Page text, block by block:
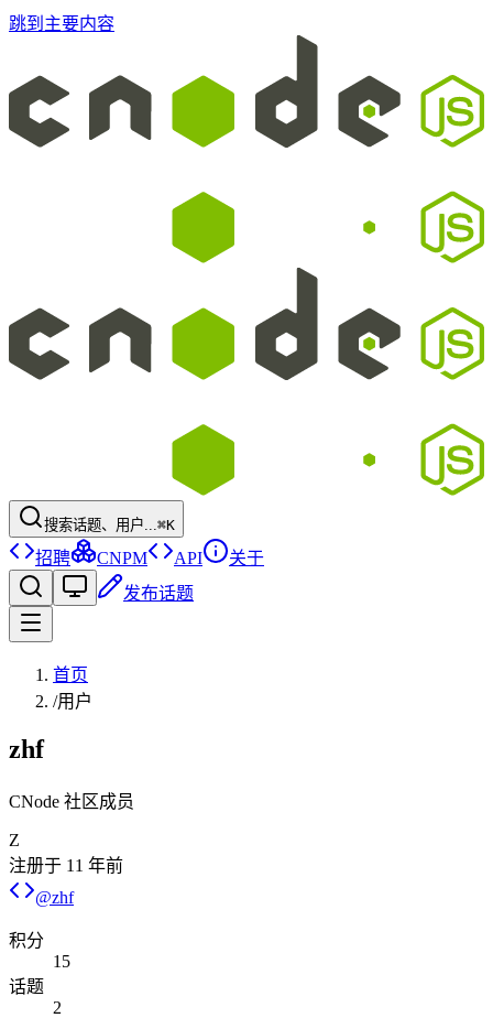
跳到主要内容
搜索话题、用户...⌘K
招聘 CNPM API
关于
发布话题
首页
/用户
zhf
CNode 社区成员
Z
注册于 11 年前
@zhf
积分
15
话题
2